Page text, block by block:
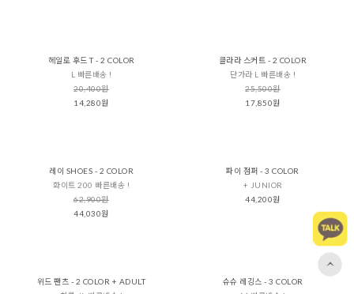
헤일로 후드 T - 2 COLOR
L 빠른배송 !
20,400원
14,280원
클라라 스커트 - 2 COLOR
단가라 L 빠른배송 !
25,500원
17,850원
레이 SHOES - 2 COLOR
화이트 200 빠른배송 !
62,900원
44,030원
파이 점퍼 - 3 COLOR
+ JUNIOR
44,200원
위드 팬츠 - 2 COLOR + ADULT
슈슈 레깅스 - 3 COLOR